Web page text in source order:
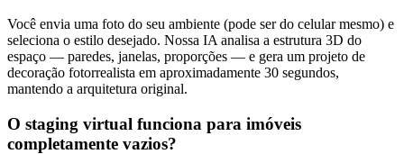
Você envia uma foto do seu ambiente (pode ser do celular mesmo) e
seleciona o estilo desejado. Nossa IA analisa a estrutura 3D do
espaço — paredes, janelas, proporções — e gera um projeto de
decoração fotorrealista em aproximadamente 30 segundos,
mantendo a arquitetura original.
O staging virtual funciona para imóveis
completamente vazios?